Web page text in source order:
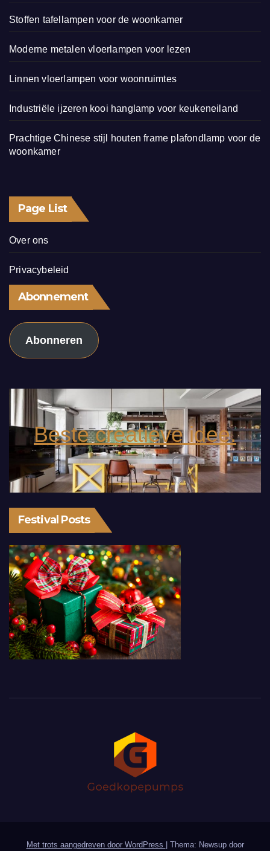
Stoffen tafellampen voor de woonkamer
Moderne metalen vloerlampen voor lezen
Linnen vloerlampen voor woonruimtes
Industriële ijzeren kooi hanglamp voor keukeneiland
Prachtige Chinese stijl houten frame plafondlamp voor de
woonkamer
Page List
Over ons
Privacybeleid
Abonnement
Abonneren
Beste creatieve idee.
Festival Posts
Met trots aangedreven door WordPress Thema: Newsup door